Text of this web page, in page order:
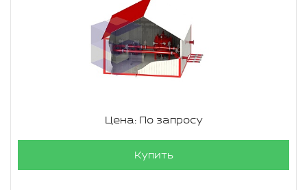
Цена: По запросу
Купить